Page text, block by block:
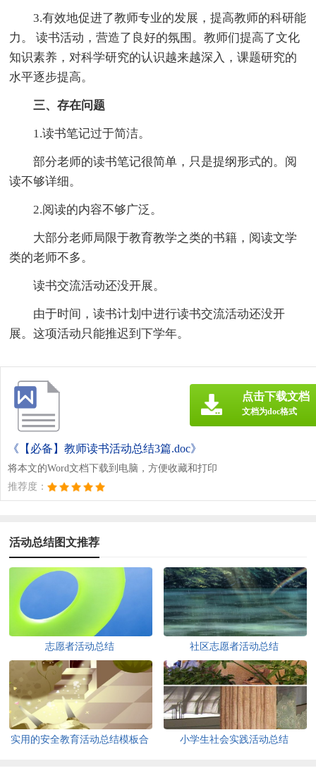
3.有效地促进了教师专业的发展，提高教师的科研能
力。 读书活动，营造了良好的氛围。教师们提高了文化
知识素养，对科学研究的认识越来越深入，课题研究的
水平逐步提高。
三、存在问题
1.读书笔记过于简洁。
部分老师的读书笔记很简单，只是提纲形式的。阅
读不够详细。
2.阅读的内容不够广泛。
大部分老师局限于教育教学之类的书籍，阅读文学
类的老师不多。
读书交流活动还没开展。
由于时间，读书计划中进行读书交流活动还没开
展。这项活动只能推迟到下学年。
《【必备】教师读书活动总结3篇.doc》
将本文的Word文档下载到电脑，方便收藏和打印
推荐度：
点击下载文档
文档为doc格式
活动总结图文推荐
志愿者活动总结 社区志愿者活动总结
实用的安全教育活动总结模板合
小学生社会实践活动总结